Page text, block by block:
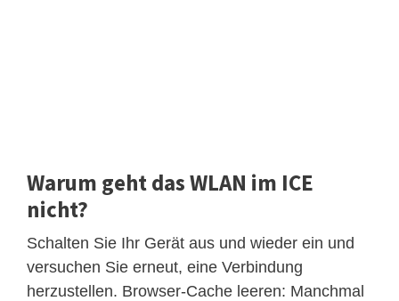
Warum geht das WLAN im ICE
nicht?
Schalten Sie Ihr Gerät aus und wieder ein und
versuchen Sie erneut, eine Verbindung
herzustellen. Browser-Cache leeren: Manchmal